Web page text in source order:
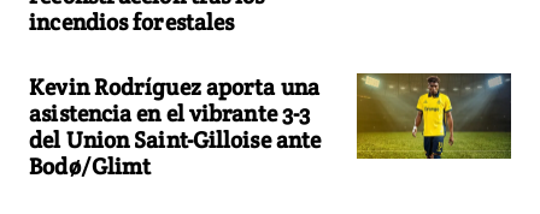
incendios forestales
Kevin Rodríguez aporta una
asistencia en el vibrante 3-3
del Union Saint-Gilloise ante
Bodø/Glimt